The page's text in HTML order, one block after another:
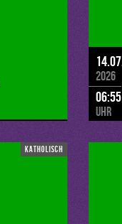
14.07.
2026
06:55
Uhr
katholisch